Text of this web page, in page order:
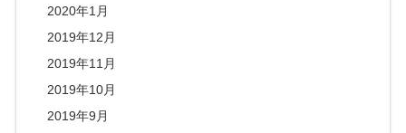
2020年1月
2019年12月
2019年11月
2019年10月
2019年9月